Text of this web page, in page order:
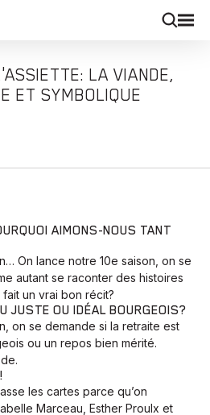
LA VIANDE,
ET SYMBOLIQUE
AIMONS-NOUS TANT
On lance notre 10e saison, on se
autant se raconter des histoires
un vrai bon récit?
JUSTE OU IDÉAL BOURGEOIS?
on se demande si la retraite est
ou un repos bien mérité.
les cartes parce qu’on
Marceau, Esther Proulx et